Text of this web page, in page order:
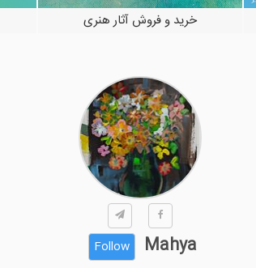
خرید و فروش آثار هنری
Mahya
Follow